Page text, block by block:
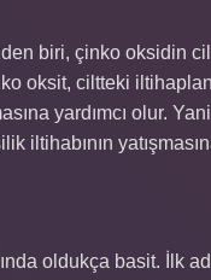
biri, çinko oksidin
oksit, ciltteki
yardımcı olur.
iltihabının
oldukça basit. İlk